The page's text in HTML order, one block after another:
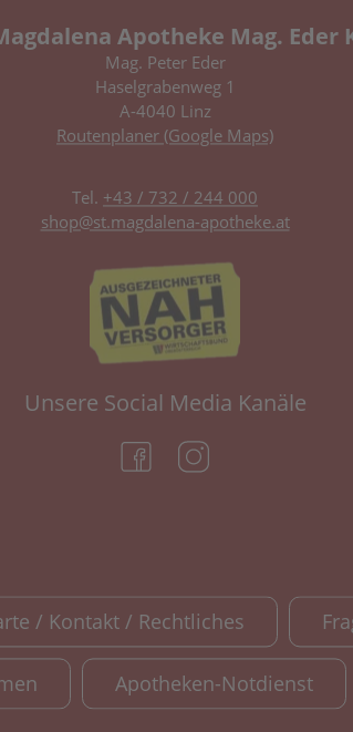
Apotheke Mag. Eder
Mag. Peter Eder
Haselgrabenweg 1
A-4040 Linz
Routenplaner (Google Maps)
Tel. +43 / 732 / 244 000
shop@st.magdalena-apotheke.at
Unsere Social Media Kanäle
(öffnet in neuem Tab)
/ Kontakt / Rechtliches
Apotheken-Notdienst